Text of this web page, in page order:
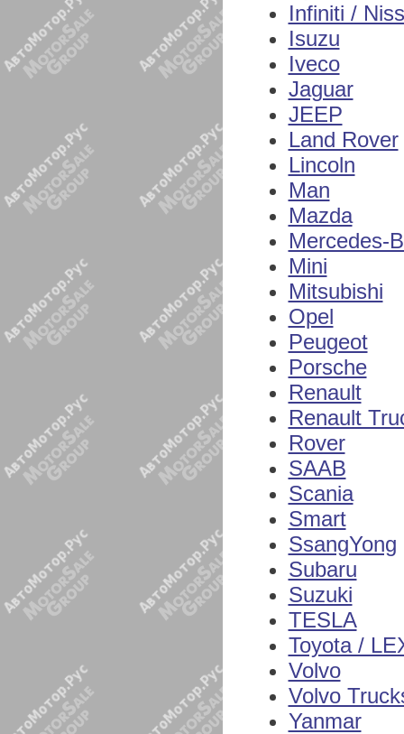
Infiniti /
Isuzu
Iveco
Jaguar
JEEP
Land Rover
Lincoln
Man
Mazda
Mercedes-
Mini
Mitsubishi
Opel
Peugeot
Porsche
Renault
Renault
Rover
SAAB
Scania
Smart
SsangYong
Subaru
Suzuki
TESLA
Toyota /
Volvo
Volvo
Yanmar